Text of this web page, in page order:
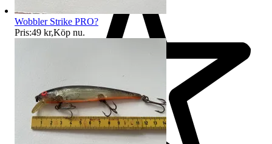
Wobbler Strike PRO?
Pris:49 kr,Köp nu.